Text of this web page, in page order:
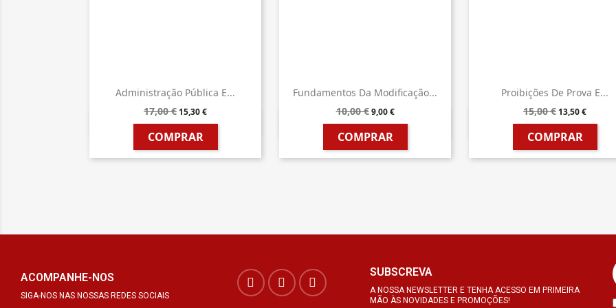
Administração Pública E...
17,00 € 15,30 €
COMPRAR
 Vista rápida
Fundamentos Da Modificação...
10,00 € 9,00 €
COMPRAR
 Vista rápida
Proibições De Prova E...
15,00 € 13,50 €
COMPRAR
 Vista rápida
ACOMPANHE-NOS
SIGA-NOS NAS NOSSAS REDES SOCIAIS
SUBSCREVA
A NOSSA NEWSLETTER E TENHA ACESSO EM PRIMEIRA
MÃO ÀS NOVIDADES E PROMOÇÕES!